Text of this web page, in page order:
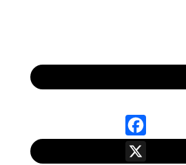
Facebook